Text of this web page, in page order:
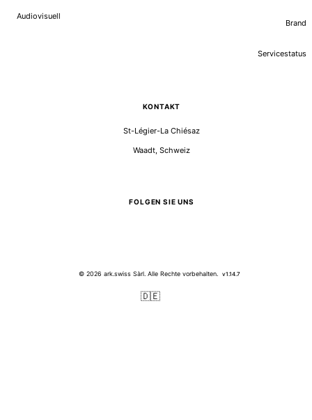
Audiovisuell
Brand
Servicestatus
KONTAKT
St-Légier-La Chiésaz
Waadt, Schweiz
FOLGEN SIE UNS
© 2026 ark.swiss Sàrl. Alle Rechte vorbehalten. v1.14.7
🇩🇪